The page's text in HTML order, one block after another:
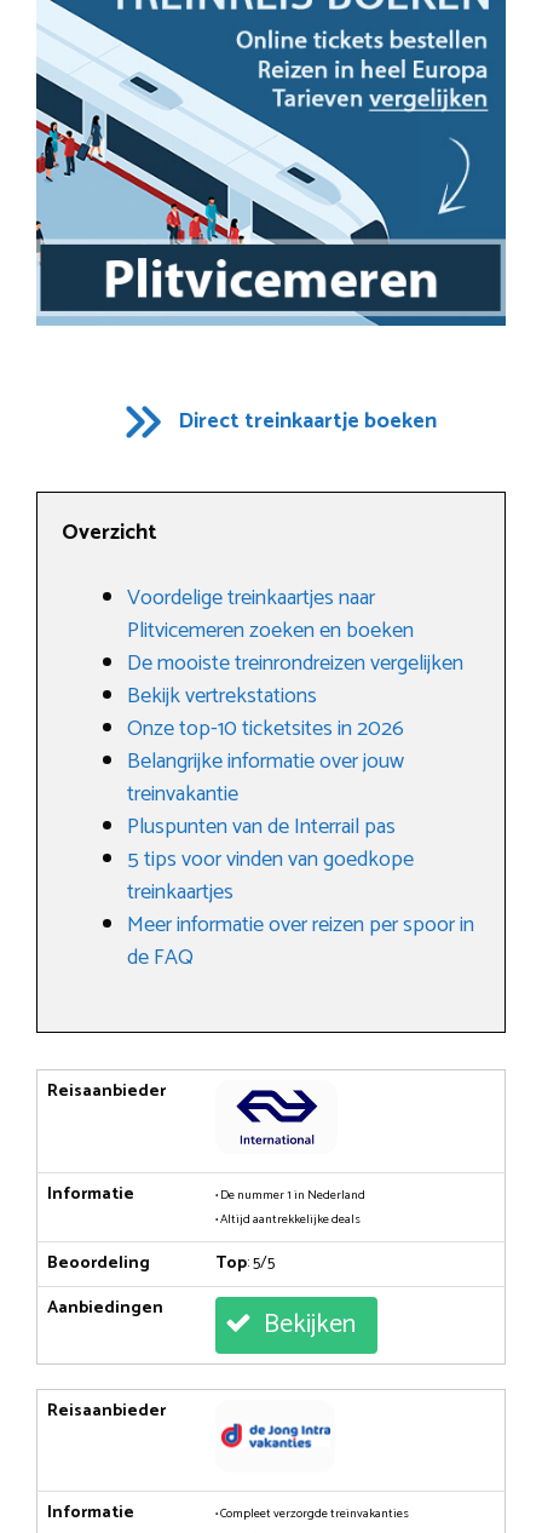
Direct treinkaartje boeken
Overzicht
Voordelige treinkaartjes naar
Plitvicemeren zoeken en boeken
De mooiste treinrondreizen vergelijken
Bekijk vertrekstations
Onze top-10 ticketsites in 2026
Belangrijke informatie over jouw
treinvakantie
Pluspunten van de Interrail pas
5 tips voor vinden van goedkope
treinkaartjes
Meer informatie over reizen per spoor in
de FAQ
Reisaanbieder
Informatie
• De nummer 1 in Nederland
• Altijd aantrekkelijke deals
Beoordeling Top: 5/5
Aanbiedingen
Bekijken
Reisaanbieder
Informatie
• Compleet verzorgde treinvakanties